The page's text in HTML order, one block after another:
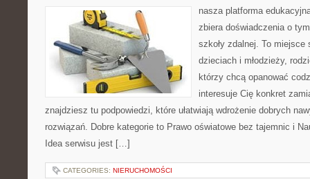
nasza platforma
zbiera doświadczenia o
szkoły zdalnej. To
dzieciach i młodzieży,
którzy chcą opanować
interesuje Cię konkret
znajdziesz tu podpowiedzi, które ułatwiają wdrożenie dobrych
rozwiązań. Dobre kategorie to Prawo oświatowe bez tajemnic i
Idea serwisu jest […]
CATEGORIES: NIERUCHOMOŚCI